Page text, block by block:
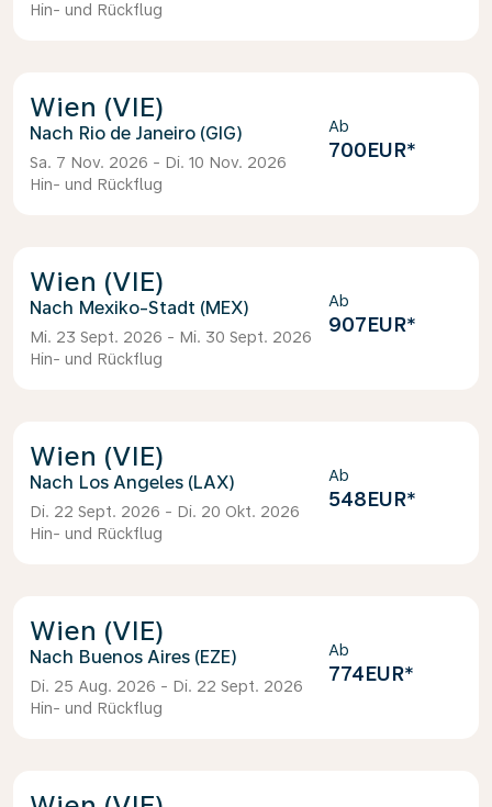
Hin- und Rückflug
Wien (VIE)
Rio de Janeiro (GIG)
Sa. 7 Nov. 2026 - Di. 10 Nov. 2026
Hin- und Rückflug
Ab
700EUR*
Wien (VIE)
Mexiko-Stadt (MEX)
Mi. 23 Sept. 2026 - Mi. 30 Sept. 2026
Hin- und Rückflug
Ab
907EUR*
Wien (VIE)
Los Angeles (LAX)
Di. 22 Sept. 2026 - Di. 20 Okt. 2026
Hin- und Rückflug
Ab
548EUR*
Wien (VIE)
Buenos Aires (EZE)
Di. 25 Aug. 2026 - Di. 22 Sept. 2026
Hin- und Rückflug
Ab
774EUR*